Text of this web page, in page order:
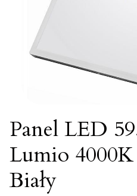
Panel LED
Lumio
Biały